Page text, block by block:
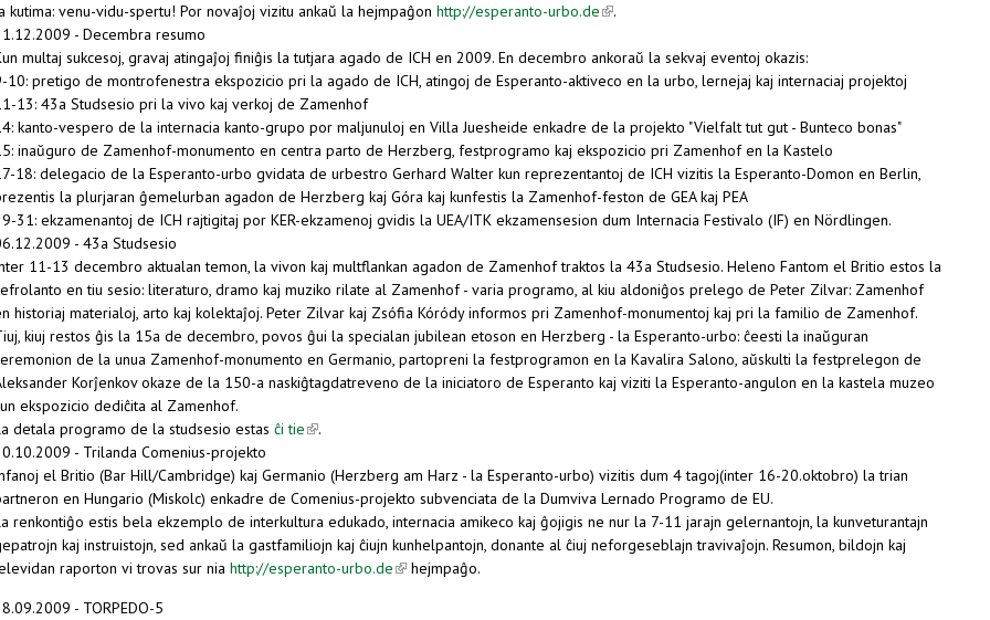
kutima: venu-vidu-spertu! Por novaĵoj vizitu ankaŭ la hejmpaĝon http://esperanto-urbo.de(link is external)
.
- Decembra resumo
multaj sukcesoj, gravaj atingaĵoj finiĝis la tutjara agado de ICH en 2009. En decembro ankoraŭ la sekvaj eventoj okazis:
10: pretigo de montrofenestra ekspozicio pri la agado de ICH, atingoj de Esperanto-aktiveco en la urbo, lernejaj kaj internaciaj projektoj
13: 43a Studsesio pri la vivo kaj verkoj de Zamenhof
kanto-vespero de la internacia kanto-grupo por maljunuloj en Villa Juesheide enkadre de la projekto "Vielfalt tut gut - Bunteco bonas"
inaŭguro de Zamenhof-monumento en centra parto de Herzberg, festprogramo kaj ekspozicio pri Zamenhof en la Kastelo
18: delegacio de la Esperanto-urbo gvidata de urbestro Gerhard Walter kun reprezentantoj de ICH vizitis la Esperanto-Domon en Berlin,
la plurjaran ĝemelurban agadon de Herzberg kaj Góra kaj kunfestis la Zamenhof-feston de GEA kaj PEA
31: ekzamenantoj de ICH rajtigitaj por KER-ekzamenoj gvidis la UEA/ITK ekzamensesion dum Internacia Festivalo (IF) en Nördlingen.
- 43a Studsesio
11-13 decembro aktualan temon, la vivon kaj multflankan agadon de Zamenhof traktos la 43a Studsesio. Heleno Fantom el Britio estos la
en tiu sesio: literaturo, dramo kaj muziko rilate al Zamenhof - varia programo, al kiu aldoniĝos prelego de Peter Zilvar: Zamenhof
historiaj materialoj, arto kaj kolektaĵoj. Peter Zilvar kaj Zsófia Kóródy informos pri Zamenhof-monumentoj kaj pri la familio de Zamenhof.
kiuj restos ĝis la 15a de decembro, povos ĝui la specialan jubilean etoson en Herzberg - la Esperanto-urbo: ĉeesti la inaŭguran
de la unua Zamenhof-monumento en Germanio, partopreni la festprogramon en la Kavalira Salono, aŭskulti la festprelegon de
Korĵenkov okaze de la 150-a naskiĝtagdatreveno de la iniciatoro de Esperanto kaj viziti la Esperanto-angulon en la kastela muzeo
ekspozicio dediĉita al Zamenhof.
detala programo de la studsesio estas ĉi tie(link is external)
.
- Trilanda Comenius-projekto
el Britio (Bar Hill/Cambridge) kaj Germanio (Herzberg am Harz - la Esperanto-urbo) vizitis dum 4 tagoj(inter 16-20.oktobro) la trian
en Hungario (Miskolc) enkadre de Comenius-projekto subvenciata de la Dumviva Lernado Programo de EU.
renkontiĝo estis bela ekzemplo de interkultura edukado, internacia amikeco kaj ĝojigis ne nur la 7-11 jarajn gelernantojn, la kunveturantajn
kaj instruistojn, sed ankaŭ la gastfamiliojn kaj ĉiujn kunhelpantojn, donante al ĉiuj neforgeseblajn travivaĵojn. Resumon, bildojn kaj
raporton vi trovas sur nia http://esperanto-urbo.de(link is external)
hejmpaĝo.
- TORPEDO-5